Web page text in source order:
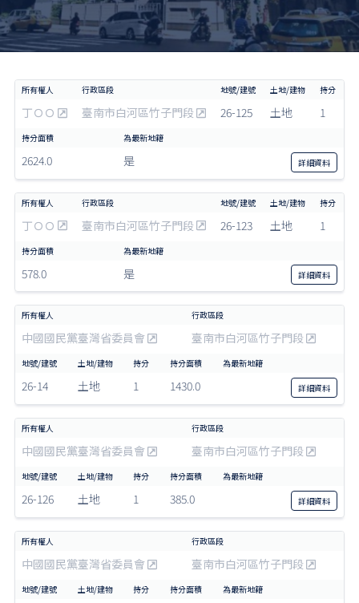
丁ＯＯ 臺南市白河區竹子門段 26-125 土地 1
2624.0 是 詳細資料
丁ＯＯ 臺南市白河區竹子門段 26-123 土地 1
578.0 是 詳細資料
中國國民黨臺灣省委員會 臺南市白河區竹子門段
26-14 土地 1 1430.0 詳細資料
中國國民黨臺灣省委員會 臺南市白河區竹子門段
26-126 土地 1 385.0 詳細資料
中國國民黨臺灣省委員會 臺南市白河區竹子門段